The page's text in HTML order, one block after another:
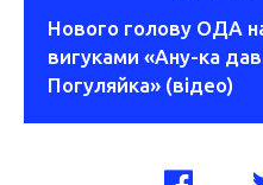
Нового голову ОДА
вигуками «Ану-ка
Погуляйка» (відео)